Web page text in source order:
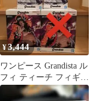
¥3,444
ワンピース Grandista ル
フィ ティーチ フィギュ
ア